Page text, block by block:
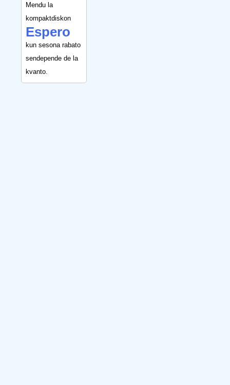
Mendu la
kompaktdiskon
Espero
kun sesona rabato
sendepende de la
kvanto.